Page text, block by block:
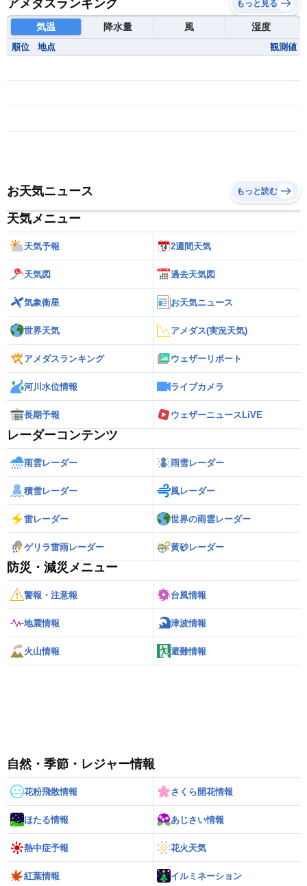
アメダスランキング もっと見る
気温 降水量 風 湿度
順位 地点 観測値
お天気ニュース もっと読む
天気メニュー
天気予報 2週間天気
天気図 過去天気図
気象衛星 お天気ニュース
世界天気 アメダス(実況天気)
アメダスランキング ウェザーリポート
河川水位情報 ライブカメラ
長期予報 ウェザーニュースLiVE
レーダーコンテンツ
雨雲レーダー 雨雪レーダー
積雪レーダー 風レーダー
雷レーダー 世界の雨雲レーダー
ゲリラ雷雨レーダー 黄砂レーダー
防災・減災メニュー
警報・注意報 台風情報
地震情報 津波情報
火山情報 避難情報
自然・季節・レジャー情報
花粉飛散情報 さくら開花情報
ほたる情報 あじさい情報
熱中症予報 花火天気
紅葉情報 イルミネーション